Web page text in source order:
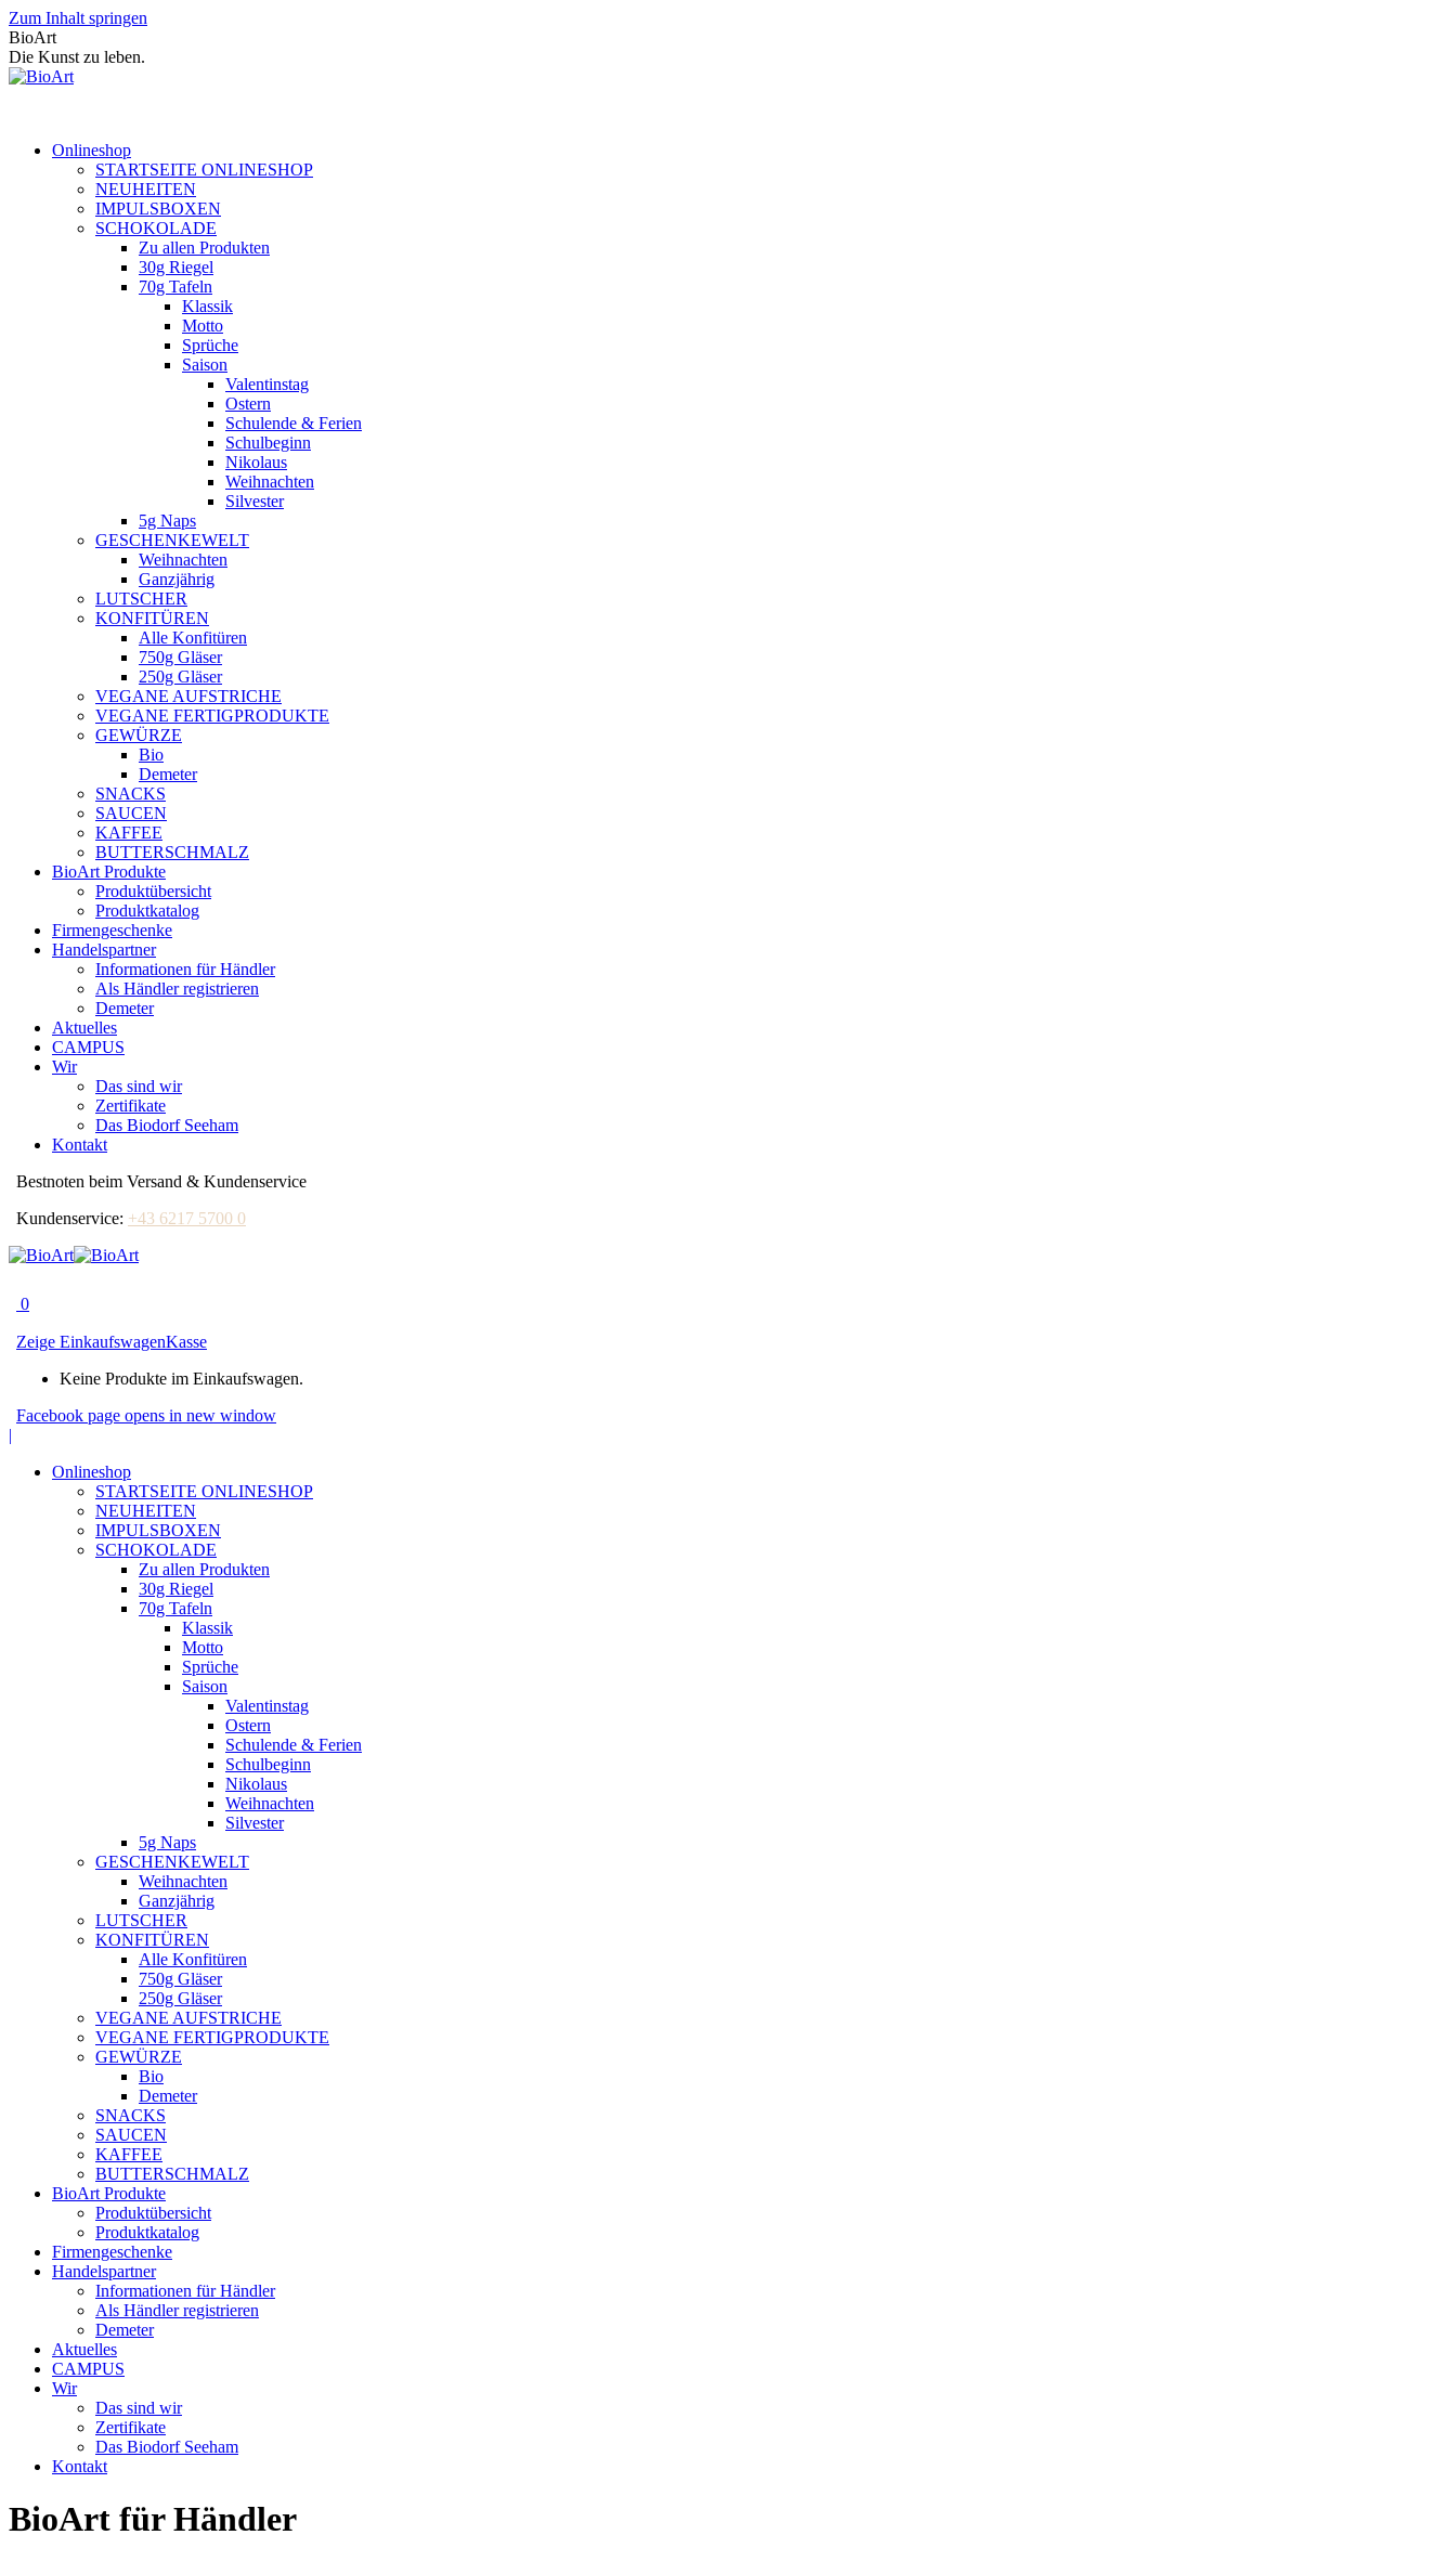
Zum Inhalt springen
BioArt
Die Kunst zu leben.
Onlineshop
STARTSEITE ONLINESHOP
NEUHEITEN
IMPULSBOXEN
SCHOKOLADE
Zu allen Produkten
30g Riegel
70g Tafeln
Klassik
Motto
Sprüche
Saison
Valentinstag
Ostern
Schulende & Ferien
Schulbeginn
Nikolaus
Weihnachten
Silvester
5g Naps
GESCHENKEWELT
Weihnachten
Ganzjährig
LUTSCHER
KONFITÜREN
Alle Konfitüren
750g Gläser
250g Gläser
VEGANE AUFSTRICHE
VEGANE FERTIGPRODUKTE
GEWÜRZE
Bio
Demeter
SNACKS
SAUCEN
KAFFEE
BUTTERSCHMALZ
BioArt Produkte
Produktübersicht
Produktkatalog
Firmengeschenke
Handelspartner
Informationen für Händler
Als Händler registrieren
Demeter
Aktuelles
CAMPUS
Wir
Das sind wir
Zertifikate
Das Biodorf Seeham
Kontakt
Bestnoten beim Versand & Kundenservice
Kundenservice: +43 6217 5700 0
0
Zeige EinkaufswagenKasse
Keine Produkte im Einkaufswagen.
Facebook page opens in new window
|
Onlineshop
STARTSEITE ONLINESHOP
NEUHEITEN
IMPULSBOXEN
SCHOKOLADE
Zu allen Produkten
30g Riegel
70g Tafeln
Klassik
Motto
Sprüche
Saison
Valentinstag
Ostern
Schulende & Ferien
Schulbeginn
Nikolaus
Weihnachten
Silvester
5g Naps
GESCHENKEWELT
Weihnachten
Ganzjährig
LUTSCHER
KONFITÜREN
Alle Konfitüren
750g Gläser
250g Gläser
VEGANE AUFSTRICHE
VEGANE FERTIGPRODUKTE
GEWÜRZE
Bio
Demeter
SNACKS
SAUCEN
KAFFEE
BUTTERSCHMALZ
BioArt Produkte
Produktübersicht
Produktkatalog
Firmengeschenke
Handelspartner
Informationen für Händler
Als Händler registrieren
Demeter
Aktuelles
CAMPUS
Wir
Das sind wir
Zertifikate
Das Biodorf Seeham
Kontakt
BioArt für Händler